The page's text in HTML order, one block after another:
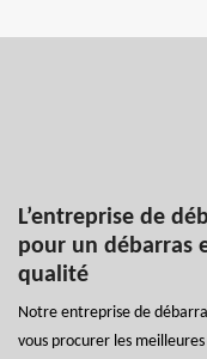
L’entreprise de
pour un débarras
qualité
Notre entreprise de
vous procurer les